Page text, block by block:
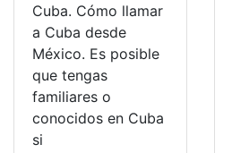
Cuba. Cómo llamar
a Cuba desde
México. Es posible
que tengas
familiares o
conocidos en Cuba
si